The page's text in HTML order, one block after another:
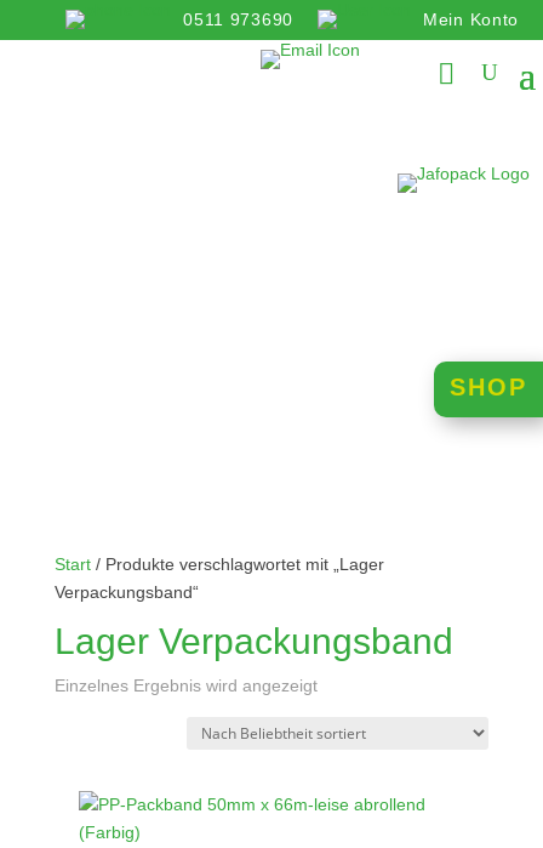
Mein Konto
0511 973690
info@jafopack.de
SHOP
Start/ Produkte verschlagwortet mit „Lager
Verpackungsband“
Lager Verpackungsband
Einzelnes Ergebnis wird angezeigt